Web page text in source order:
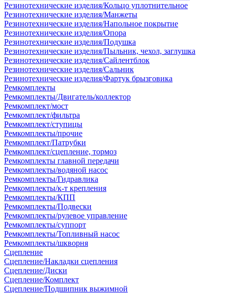
Резинотехнические изделия/Кольцо уплотнительное
Резинотехнические изделия/Манжеты
Резинотехнические изделия/Напольное покрытие
Резинотехнические изделия/Опора
Резинотехнические изделия/Подушка
Резинотехнические изделия/Пыльник, чехол, заглушка
Резинотехнические изделия/Сайлентблок
Резинотехнические изделия/Сальник
Резинотехнические изделия/Фартук брызговика
Ремкомплекты
Ремкомплекты/Двигатель/коллектор
Ремкомплект/мост
Ремкомплект/фильтра
Ремкомплект/ступицы
Ремкомплекты/прочие
Ремкомплект/Патрубки
Ремкомплект/сцепление, тормоз
Ремкомплекты главной передачи
Ремкомплекты/водяной насос
Ремкомплекты/Гидравлика
Ремкомплекты/к-т крепления
Ремкомплекты/КПП
Ремкомплекты/Подвески
Ремкомплекты/рулевое управление
Ремкомплекты/суппорт
Ремкомплекты/Топливный насос
Ремкомплекты/шкворня
Сцепление
Сцепление/Накладки сцепления
Сцепление/Диски
Сцепление/Комплект
Сцепление/Подшипник выжимной